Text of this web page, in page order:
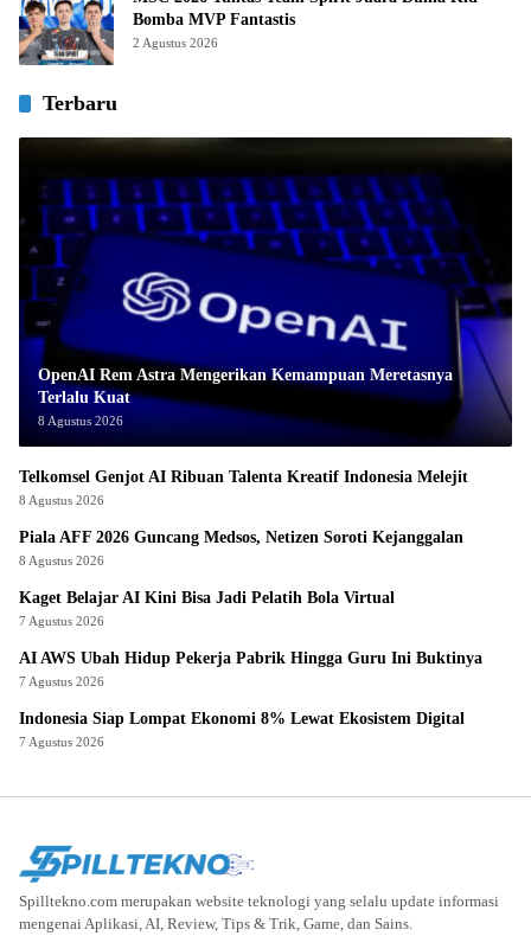
Bomba MVP Fantastis
2 Agustus 2026
Terbaru
OpenAI Rem Astra Mengerikan Kemampuan Meretasnya
Terlalu Kuat
8 Agustus 2026
Telkomsel Genjot AI Ribuan Talenta Kreatif Indonesia Melejit
8 Agustus 2026
Piala AFF 2026 Guncang Medsos, Netizen Soroti Kejanggalan
8 Agustus 2026
Kaget Belajar AI Kini Bisa Jadi Pelatih Bola Virtual
7 Agustus 2026
AI AWS Ubah Hidup Pekerja Pabrik Hingga Guru Ini Buktinya
7 Agustus 2026
Indonesia Siap Lompat Ekonomi 8% Lewat Ekosistem Digital
7 Agustus 2026
Spilltekno.com merupakan website teknologi yang selalu update informasi
mengenai Aplikasi, AI, Review, Tips & Trik, Game, dan Sains.